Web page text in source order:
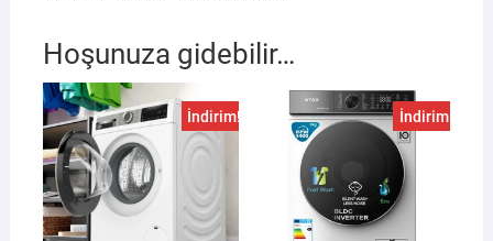
Hoşunuza gidebilir…
İndirim! İndirim!